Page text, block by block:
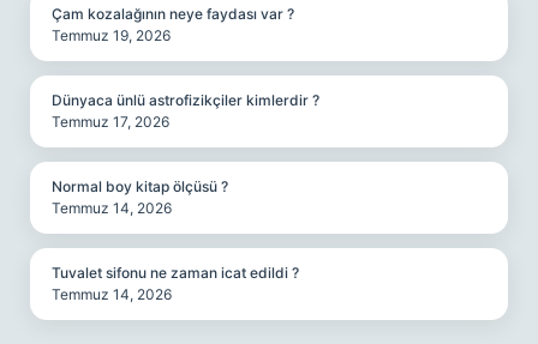
Çam kozalağının neye faydası var ?
Temmuz 19, 2026
Dünyaca ünlü astrofizikçiler kimlerdir ?
Temmuz 17, 2026
Normal boy kitap ölçüsü ?
Temmuz 14, 2026
Tuvalet sifonu ne zaman icat edildi ?
Temmuz 14, 2026